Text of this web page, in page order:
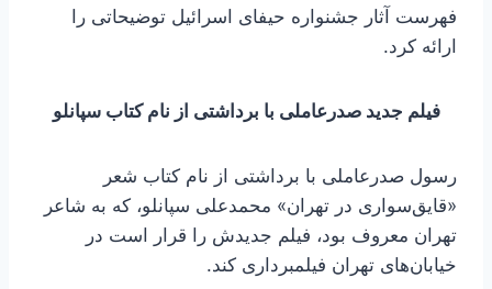
فهرست آثار جشنواره حیفای اسرائیل توضیحاتی را
ارائه کرد.
فیلم جدید صدرعاملی با برداشتی از نام کتاب سپانلو
رسول صدرعاملی با برداشتی از نام کتاب شعر
«قایق‌سواری در تهران» محمدعلی سپانلو، که به شاعر
تهران معروف بود، فیلم جدیدش را قرار است در
خیابان‌های تهران فیلمبرداری کند.